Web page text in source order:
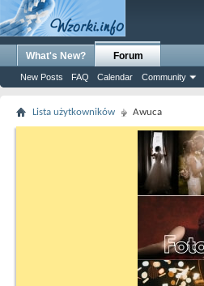
What's New? Forum
New Posts FAQ Calendar Community
Lista użytkowników Awuca